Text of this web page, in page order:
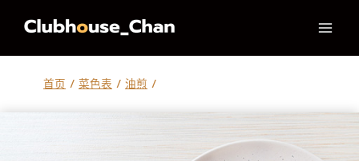
首页 / 菜色表 / 油煎 /